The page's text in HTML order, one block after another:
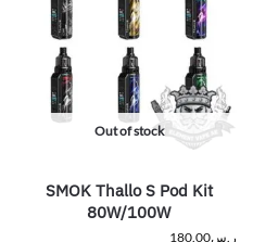
Out of stock
SMOK Thallo S Pod Kit
80W/100W
ر.س180.00